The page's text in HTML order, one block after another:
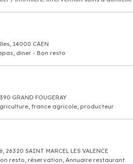
14000 CAEN
diner - Bon resto
GRAND FOUGERAY
france agricole, producteur
26320 SAINT MARCEL LES VALENCE
resto, réservation, Annuaire restaurant